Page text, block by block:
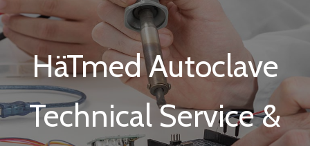
HäTmed Autoclave
Technical Service &